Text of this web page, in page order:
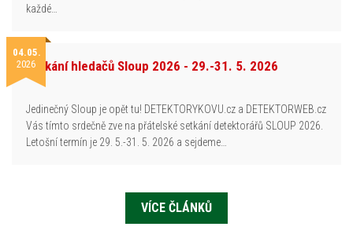
každé…
04.05.
2026Setkání hledačů Sloup 2026 - 29.-31. 5. 2026
Jedinečný Sloup je opět tu! DETEKTORYKOVU.cz a DETEKTORWEB.cz
Vás tímto srdečně zve na přátelské setkání detektorářů SLOUP 2026.
Letošní termín je 29. 5.-31. 5. 2026 a sejdeme…
VÍCE ČLÁNKŮ